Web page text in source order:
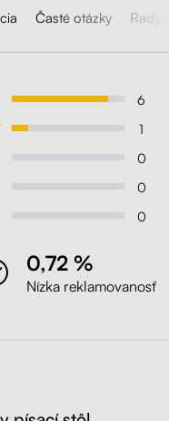
Časté otázky Rady
6
1
0
0
0
0,72 %
Nízka reklamovanosť